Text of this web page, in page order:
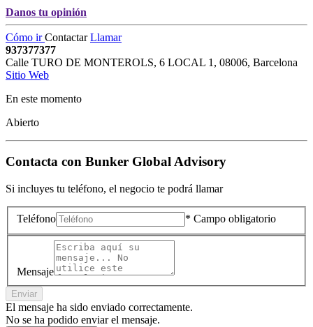
Danos tu opinión
Cómo irContactarLlamar
937377377
Calle TURO DE MONTEROLS, 6 LOCAL 1 , 08006, Barcelona
Sitio Web
En este momento
Abierto
Contacta con Bunker Global Advisory
Si incluyes tu teléfono, el negocio te podrá llamar
Teléfono * Campo obligatorio
Mensaje
Enviar
El mensaje ha sido enviado correctamente.
No se ha podido enviar el mensaje.